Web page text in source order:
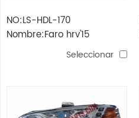
NO:LS-HDL-170
Nombre:Faro hrv'15
Seleccionar